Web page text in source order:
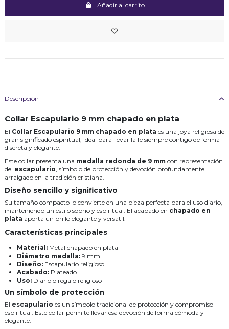
Añadir al carrito
Descripción
Collar Escapulario 9 mm chapado en plata
El Collar Escapulario 9 mm chapado en plata es una joya religiosa de
gran significado espiritual, ideal para llevar la fe siempre contigo de forma
discreta y elegante.
Este collar presenta una medalla redonda de 9 mm con representación
del escapulario , símbolo de protección y devoción profundamente
arraigado en la tradición cristiana.
Diseño sencillo y significativo
Su tamaño compacto lo convierte en una pieza perfecta para el uso diario,
manteniendo un estilo sobrio y espiritual. El acabado en chapado en
plata aporta un brillo elegante y versátil.
Características principales
Material: Metal chapado en plata
Diámetro medalla: 9 mm
Diseño: Escapulario religioso
Acabado: Plateado
Uso: Diario o regalo religioso
Un símbolo de protección
El escapulario es un símbolo tradicional de protección y compromiso
espiritual. Este collar permite llevar esa devoción de forma cómoda y
elegante.